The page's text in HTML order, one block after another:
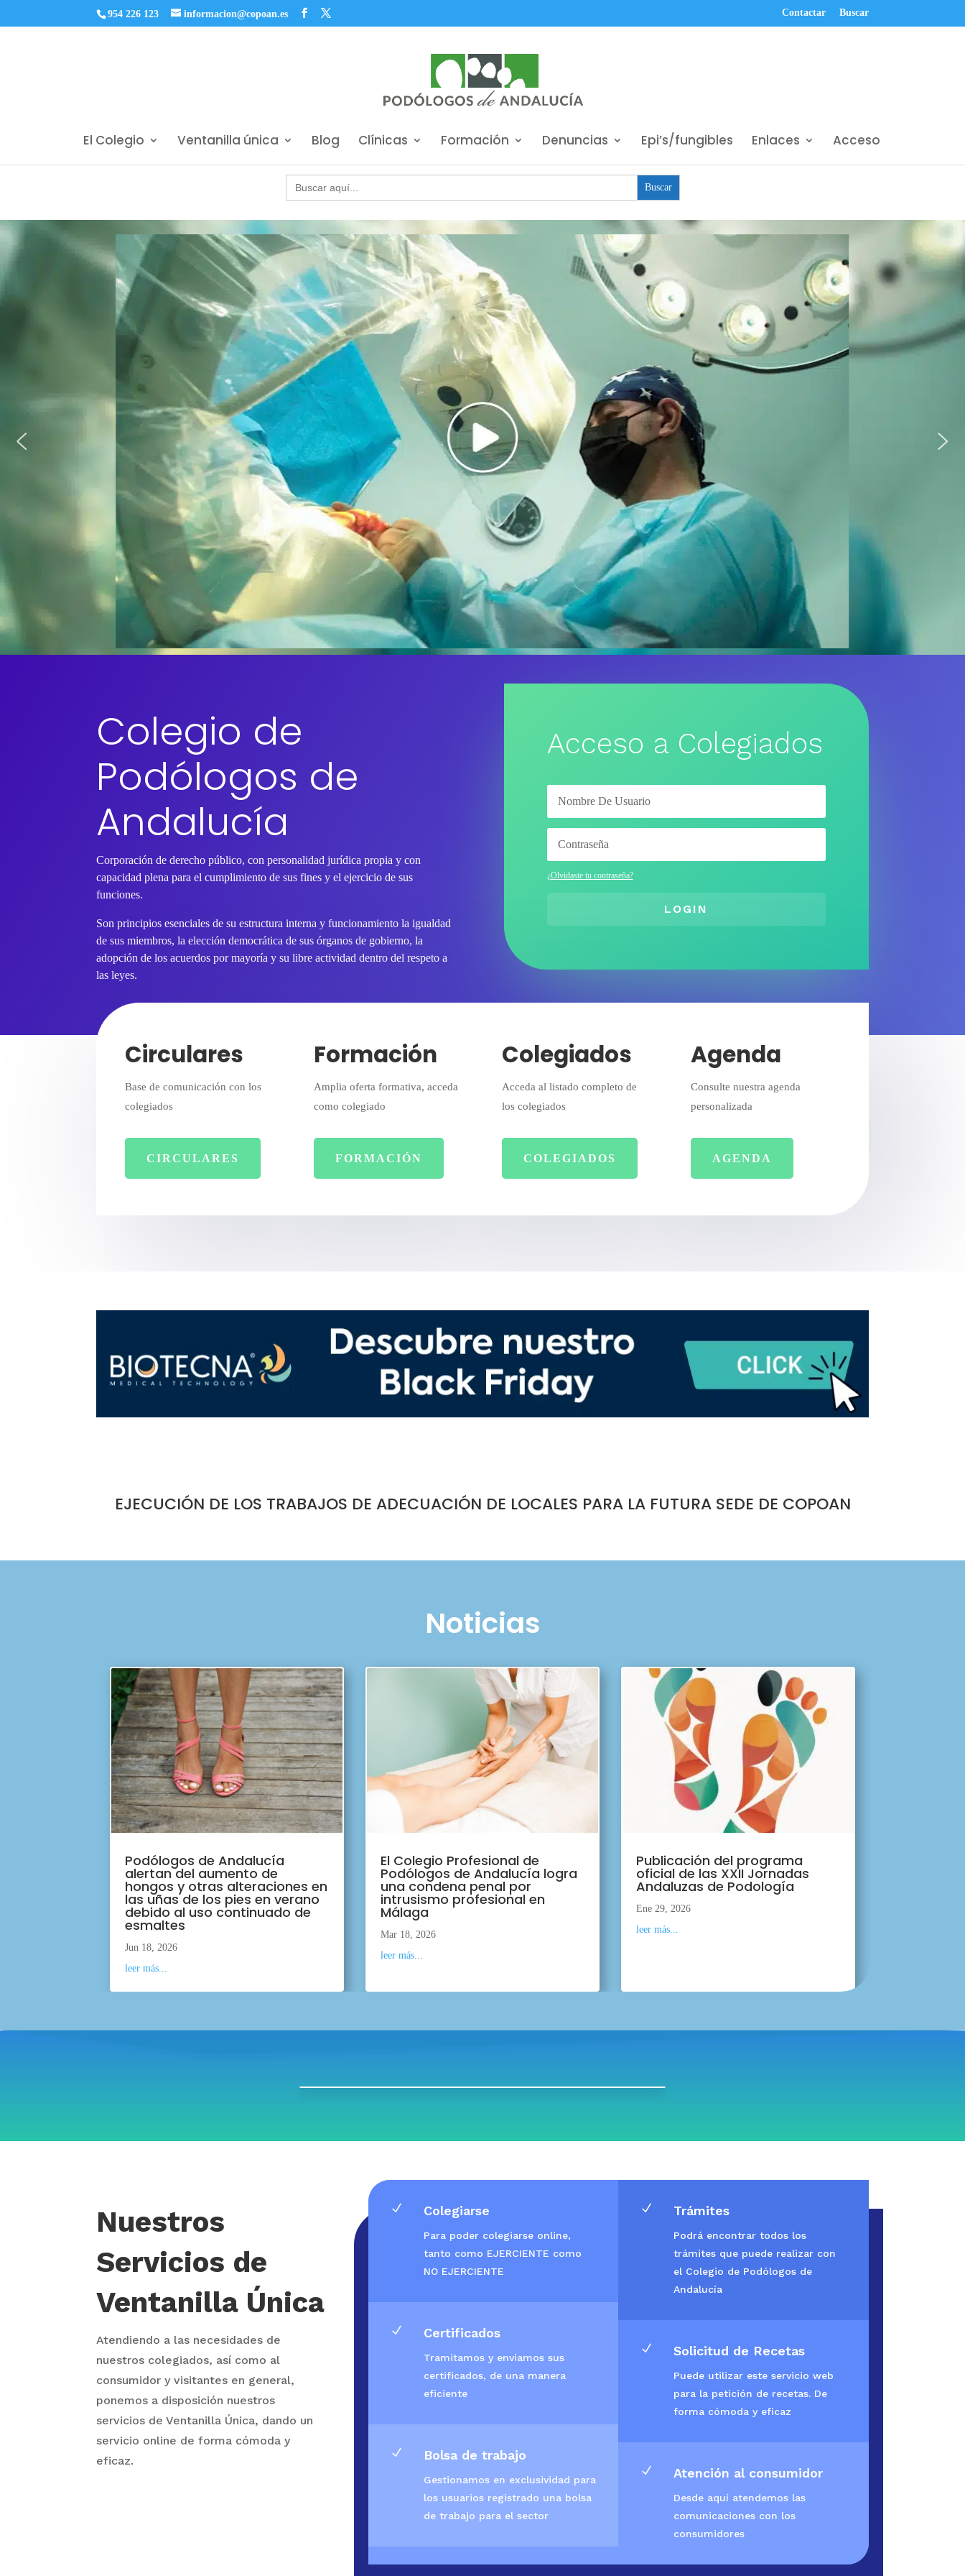
954 226 123 informacion@copoan.es Contactar Buscar
El Colegio Ventanilla única Blog Clínicas Formación Denuncias Epi’s/fungibles Enlaces Acceso
Buscar:
Colegio de
Podólogos de
Andalucía
Corporación de derecho público, con personalidad jurídica propia y con
capacidad plena para el cumplimiento de sus fines y el ejercicio de sus
funciones.
Son principios esenciales de su estructura interna y funcionamiento la igualdad
de sus miembros, la elección democrática de sus órganos de gobierno, la
adopción de los acuerdos por mayoría y su libre actividad dentro del respeto a
las leyes.
Acceso a Colegiados
¿Olvidaste tu contraseña?
LOGIN
Circulares
Base de comunicación con los
colegiados
CIRCULARES
Formación
Amplia oferta formativa, acceda
como colegiado
FORMACIÓN
Colegiados
Acceda al listado completo de
los colegiados
COLEGIADOS
Agenda
Consulte nuestra agenda
personalizada
AGENDA
EJECUCIÓN DE LOS TRABAJOS DE ADECUACIÓN DE LOCALES PARA LA FUTURA SEDE DE COPOAN
Noticias
Podólogos de Andalucía
alertan del aumento de
hongos y otras alteraciones en
las uñas de los pies en verano
debido al uso continuado de
esmaltes
Jun 18, 2026
leer más...
El Colegio Profesional de
Podólogos de Andalucía logra
una condena penal por
intrusismo profesional en
Málaga
Mar 18, 2026
leer más...
Publicación del programa
oficial de las XXII Jornadas
Andaluzas de Podología
Ene 29, 2026
leer más...
Nuestros
Servicios de
Ventanilla Única
Atendiendo a las necesidades de
nuestros colegiados, así como al
consumidor y visitantes en general,
ponemos a disposición nuestros
servicios de Ventanilla Única, dando un
servicio online de forma cómoda y
eficaz.
N Colegiarse
Para poder colegiarse online,
tanto como EJERCIENTE como
NO EJERCIENTE
N Certificados
Tramitamos y enviamos sus
certificados, de una manera
eficiente
N Bolsa de trabajo
Gestionamos en exclusividad para
los usuarios registrado una bolsa
de trabajo para el sector
N Trámites
Podrá encontrar todos los
trámites que puede realizar con
el Colegio de Podólogos de
Andalucía
N Solicitud de Recetas
Puede utilizar este servicio web
para la petición de recetas. De
forma cómoda y eficaz
N Atención al consumidor
Desde aquí atendemos las
comunicaciones con los
consumidores